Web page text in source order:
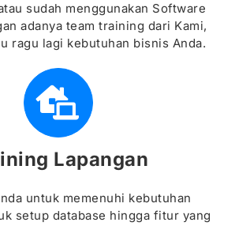
sudah menggunakan Software
adanya team training dari Kami,
ragu lagi kebutuhan bisnis Anda.
Lapangan
untuk memenuhi kebutuhan
setup database hingga fitur yang